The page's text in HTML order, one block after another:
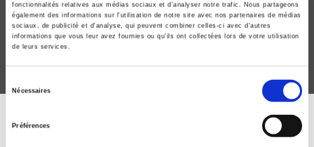
fonctionnalités relatives aux médias sociaux et d'analyser notre trafic. Nous partageons
également des informations sur l'utilisation de notre site avec nos partenaires de médias
sociaux, de publicité et d'analyse, qui peuvent combiner celles-ci avec d'autres
informations que vous leur avez fournies ou qu'ils ont collectées lors de votre utilisation
de leurs services.
Nécessaires
Préférences
Jean-Noël Jouzel, Giovanni Prete
ABONNEZ-VOUS À NOS